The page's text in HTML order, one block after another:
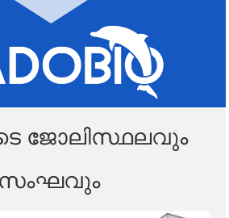
ജോലിസ്ഥലവും
സംഘവും